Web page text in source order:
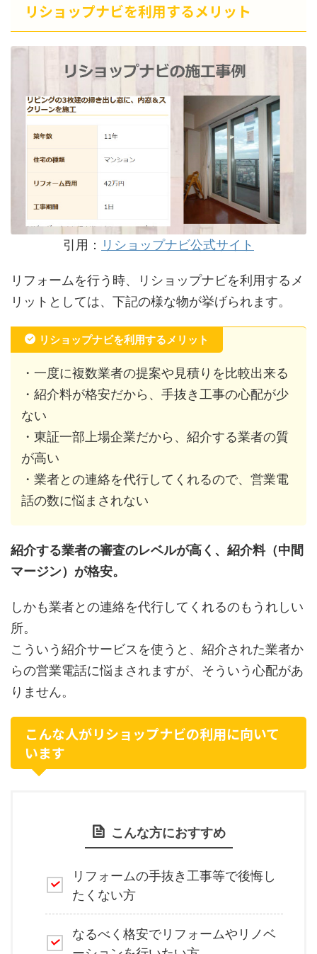
リショップナビを利用するメリット
引用： リショップナビ公式サイト
リフォームを行う時、リショップナビを利用するメ
リットとしては、下記の様な物が挙げられます。
リショップナビを利用するメリット
・一度に複数業者の提案や見積りを比較出来る
・紹介料が格安だから、手抜き工事の心配が少
ない
・東証一部上場企業だから、紹介する業者の質
が高い
・業者との連絡を代行してくれるので、営業電
話の数に悩まされない
紹介する業者の審査のレベルが高く、紹介料（中間
マージン）が格安。
しかも業者との連絡を代行してくれるのもうれしい
所。
こういう紹介サービスを使うと、紹介された業者か
らの営業電話に悩まされますが、そういう心配があ
りません。
こんな人がリショップナビの利用に向いて
います
こんな方におすすめ
リフォームの手抜き工事等で後悔し
たくない方
なるべく格安でリフォームやリノベ